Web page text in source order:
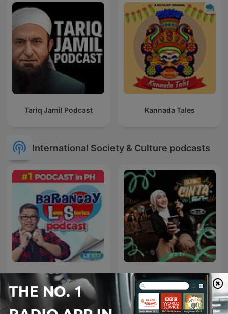
Tariq Jamil Podcast Kannada Tales
International Society & Culture podcasts
Barangay Love Stories Suria Cinta